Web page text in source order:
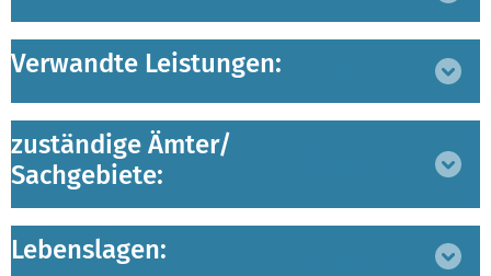
Verwandte Leistungen:
zuständige Ämter/
Sachgebiete:
Lebenslagen: